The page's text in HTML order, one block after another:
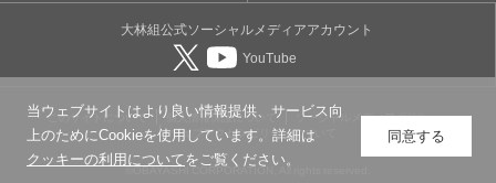
当ウェブサイトはより良い情報提供、サービス向
上のためにCookieを使用しています。詳細は
クッキーの利用についてをご覧ください。
同意する
大林組公式ソーシャルメディアアカウント
YouTube
このサイトについて 個人情報保護について
ソーシャルメディアポリシー
ウェブアクセシビリティについて
©OBAYASHI CORPORATION, All rights reserved.